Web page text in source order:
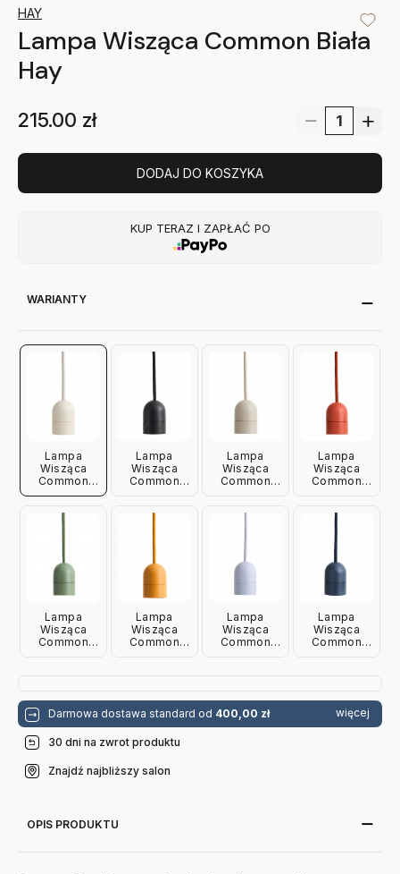
HAY
Lampa Wisząca Common Biała
Hay
215.00 zł
DODAJ DO KOSZYKA
KUP TERAZ I ZAPŁAĆ PO
WARIANTY
Lampa
Wisząca
Common
Biała Hay
Lampa
Wisząca
Common
Lampa
Wisząca
Common
Lampa
Wisząca
Common
Lampa
Wisząca
Common
Lampa
Wisząca
Common
Lampa
Wisząca
Common
Lampa
Wisząca
Common
Darmowa dostawa standard od 400,00 zł więcej
30 dni na zwrot produktu
Znajdź najbliższy salon
OPIS PRODUKTU